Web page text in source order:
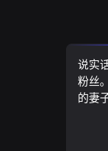
说实
粉丝
的妻